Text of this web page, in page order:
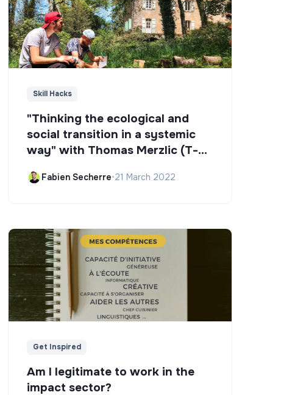
Skill Hacks
"Thinking the ecological and
social transition in a systemic
way" with Thomas Merzlic (T-
Fabien Secherre•21 March 2022
Get Inspired
Am I legitimate to work in the
impact sector?